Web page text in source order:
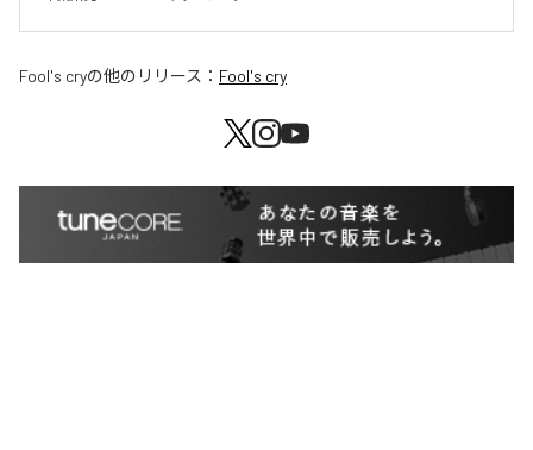
Fool's cryの他のリリース： Fool's cry